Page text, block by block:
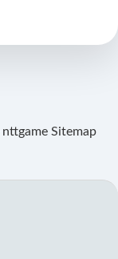
nttgame Sitemap